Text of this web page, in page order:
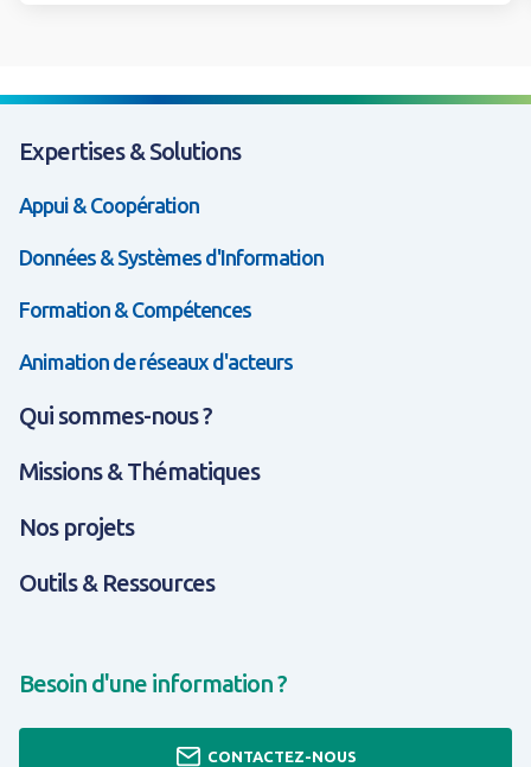
Expertises & Solutions
Appui & Coopération
Données & Systèmes d'Information
Formation & Compétences
Animation de réseaux d'acteurs
Qui sommes-nous ?
Missions & Thématiques
Nos projets
Outils & Ressources
Besoin d'une information ?
CONTACTEZ-NOUS